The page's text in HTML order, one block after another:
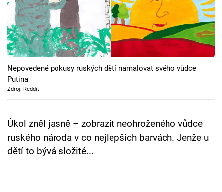
Hry
Cool Esport
Pořady
TV Program
Sledujte prima+
Přihlášení
Nepovedené pokusy ruských dětí namalovat svého vůdce
Putina
Zdroj: Reddit
Úkol zněl jasně – zobrazit neohroženého vůdce
ruského národa v co nejlepších barvách. Jenže u
dětí to bývá složité...